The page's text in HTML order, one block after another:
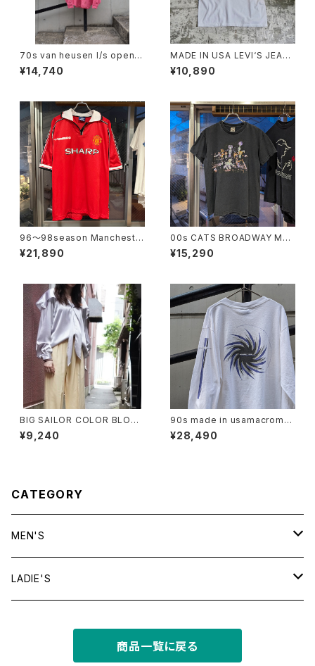
70s van heusen l/s open c
ollar shirt
¥14,740
MADE IN USA LEVI‘S JEAN
S TEE
¥10,890
96〜98season Mancheste
r United Retro home shirt
¥21,890
00s CATS BROADWAY MU
SICAL TEE
¥15,290
BIG SAILOR COLOR BLOUS
E
¥9,240
90s made in usamacrome
dia l/s tee
¥28,490
CATEGORY
MEN'S
tops
LADIE'S
商品一覧に戻る